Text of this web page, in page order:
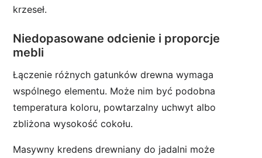
krzeseł.
Niedopasowane odcienie i proporcje
mebli
Łączenie różnych gatunków drewna wymaga
wspólnego elementu. Może nim być podobna
temperatura koloru, powtarzalny uchwyt albo
zbliżona wysokość cokołu.
Masywny kredens drewniany do jadalni może